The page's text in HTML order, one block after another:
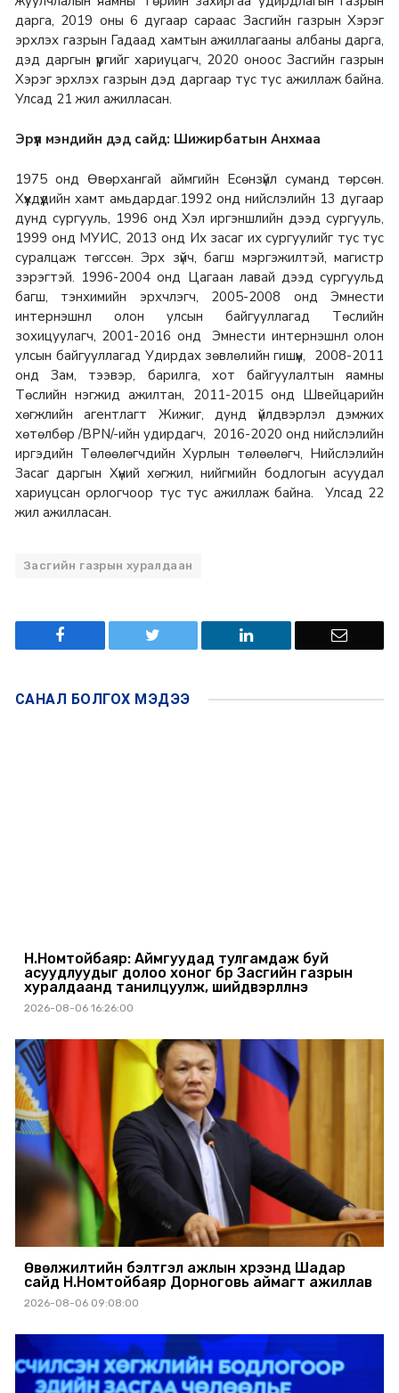
дарга, 2019 оны 6 дугаар сараас Засгийн газрын Хэрэг
эрхлэх газрын Гадаад хамтын ажиллагааны албаны дарга,
дэд даргын үүргийг хариуцагч, 2020 оноос Засгийн газрын
Хэрэг эрхлэх газрын дэд даргаар тус тус ажиллаж байна.
Улсад 21 жил ажилласан.
Эрүүл мэндийн дэд сайд: Шижирбатын Анхмаа
1975 онд Өвөрхангай аймгийн Есөнзүйл суманд төрсөн.
Хүүхдүүдийн хамт амьдардаг.1992 онд нийслэлийн 13 дугаар
дунд сургууль, 1996 онд Хэл иргэншлийн дээд сургууль,
1999 онд МУИС, 2013 онд Их засаг их сургуулийг тус тус
суралцаж төгссөн. Эрх зүйч, багш мэргэжилтэй, магистр
зэрэгтэй. 1996-2004 онд Цагаан лавай дээд сургуульд
багш, тэнхимийн эрхчлэгч, 2005-2008 онд Эмнести
интернэшнл олон улсын байгууллагад Төслийн
зохицуулагч, 2001-2016 онд Эмнести интернэшнл олон
улсын байгууллагад Удирдах зөвлөлийн гишүүн, 2008-2011
онд Зам, тээвэр, барилга, хот байгуулалтын яамны
Төслийн нэгжид ажилтан, 2011-2015 онд Швейцарийн
хөгжлийн агентлагт Жижиг, дунд үйлдвэрлэл дэмжих
хөтөлбөр /BPN/-ийн удирдагч, 2016-2020 онд нийслэлийн
иргэдийн Төлөөлөгчдийн Хурлын төлөөлөгч, Нийслэлийн
Засаг даргын Хүний хөгжил, нийгмийн бодлогын асуудал
хариуцсан орлогчоор тус тус ажиллаж байна. Улсад 22
жил ажилласан.
Засгийн газрын хуралдаан
САНАЛ БОЛГОХ МЭДЭЭ
Н.Номтойбаяр: Аймгуудад тулгамдаж буй
асуудлуудыг долоо хоног бүр Засгийн газрын
хуралдаанд танилцуулж, шийдвэрлүүлнэ
2026-08-06 16:26:00
Өвөлжилтийн бэлтгэл ажлын хүрээнд Шадар
сайд Н.Номтойбаяр Дорноговь аймагт ажиллав
2026-08-06 09:08:00